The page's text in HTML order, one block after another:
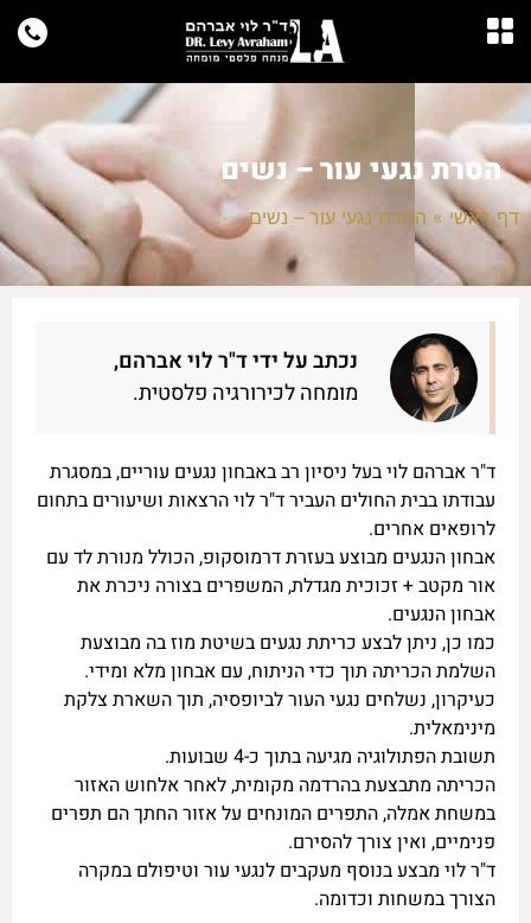
הסרת נגעי עור – נשים
דף ראשי » הסרת נגעי עור – נשים
נכתב על ידי ד"ר לוי אברהם,
מומחה לכירורגיה פלסטית.
ד"ר אברהם לוי בעל ניסיון רב באבחון נגעים עוריים, במסגרת
עבודתו בבית החולים העביר ד"ר לוי הרצאות ושיעורים בתחום
לרופאים אחרים.
אבחון הנגעים מבוצע בעזרת דרמוסקופ, הכולל מנורת לד עם
אור מקטב + זכוכית מגדלת, המשפרים בצורה ניכרת את
אבחון הנגעים.
כמו כן, ניתן לבצע כריתת נגעים בשיטת מוז בה מבוצעת
השלמת הכריתה תוך כדי הניתוח, עם אבחון מלא ומידי.
כעיקרון, נשלחים נגעי העור לביופסיה, תוך השארת צלקת
מינימאלית.
תשובת הפתולוגיה מגיעה בתוך כ-4 שבועות.
הכריתה מתבצעת בהרדמה מקומית, לאחר אלחוש האזור
במשחת אמלה, התפרים המונחים על אזור החתך הם תפרים
פנימיים, ואין צורך להסירם.
ד"ר לוי מבצע בנוסף מעקבים לנגעי עור וטיפולם במקרה
הצורך במשחות וכדומה.